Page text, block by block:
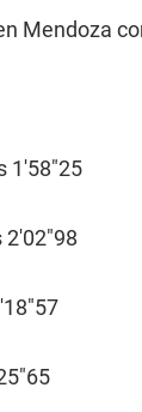
Mendoza
1'58"25
2'02"98